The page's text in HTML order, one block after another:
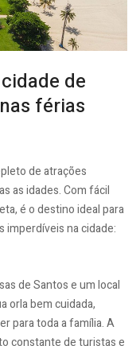
de
férias
de atrações
as idades. Com fácil
é o destino ideal para
imperdíveis na cidade:
de Santos e um local
orla bem cuidada,
para toda a família. A